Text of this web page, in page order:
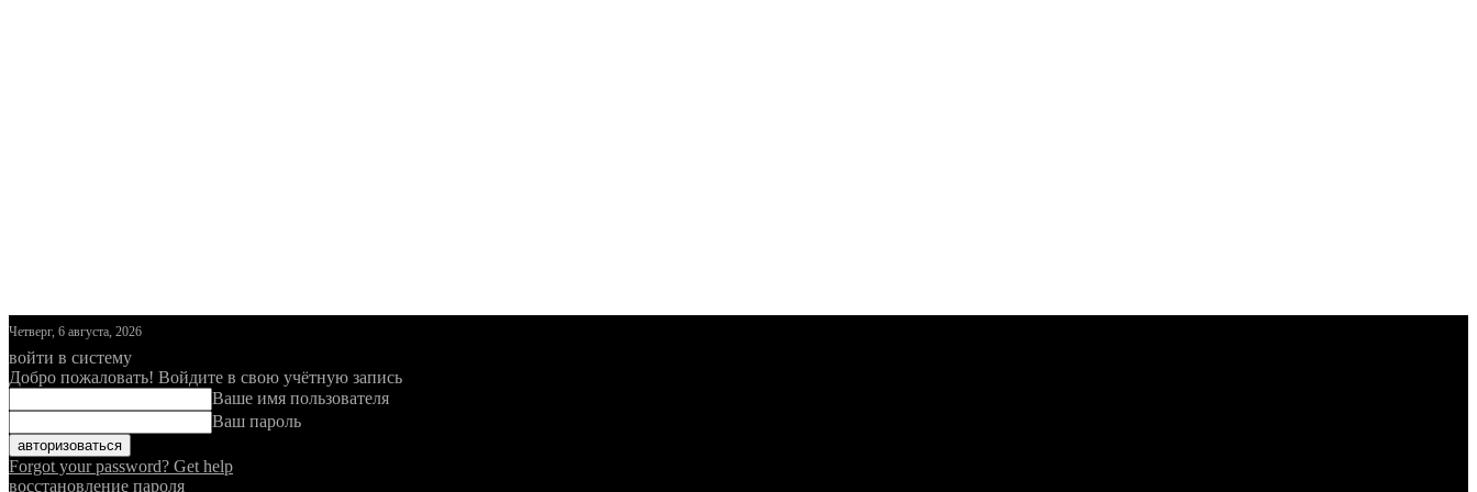
Четверг, 6 августа, 2026
войти в систему
Добро пожаловать! Войдите в свою учётную запись
Ваше имя пользователя
Ваш пароль
Forgot your password? Get help
восстановление пароля